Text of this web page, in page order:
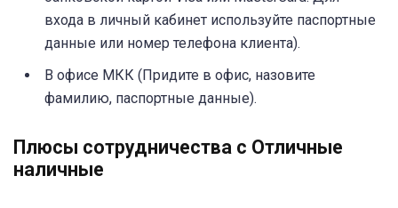
входа в личный кабинет используйте паспортные
данные или номер телефона клиента).
В офисе МКК (Придите в офис, назовите
фамилию, паспортные данные).
Плюсы сотрудничества с Отличные
наличные